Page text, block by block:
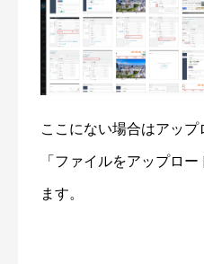
ここにない場合はアップ
「ファイルをアップロ
ます。